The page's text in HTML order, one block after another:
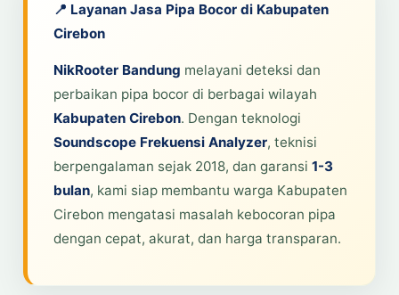
📍 Layanan Jasa Pipa Bocor di Kabupaten
Cirebon
NikRooter Bandung melayani deteksi dan
perbaikan pipa bocor di berbagai wilayah
Kabupaten Cirebon. Dengan teknologi
Soundscope Frekuensi Analyzer, teknisi
berpengalaman sejak 2018, dan garansi 1-3
bulan, kami siap membantu warga Kabupaten
Cirebon mengatasi masalah kebocoran pipa
dengan cepat, akurat, dan harga transparan.